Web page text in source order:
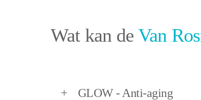
Wat kan de Van
+ GLOW - Anti-aging